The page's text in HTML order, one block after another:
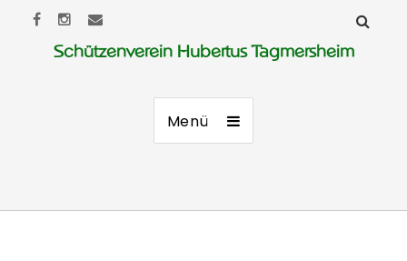
Schützenverein Hubertus Tagmersheim
Menü